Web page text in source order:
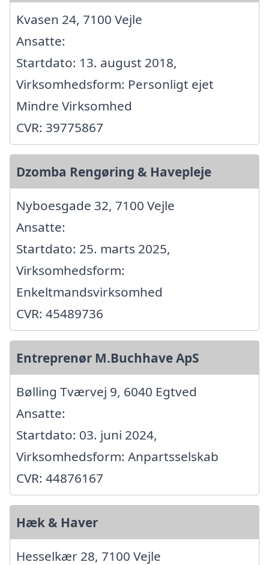
Kvasen 24, 7100 Vejle
Ansatte:
Startdato: 13. august 2018,
Virksomhedsform: Personligt ejet
Mindre Virksomhed
CVR: 39775867
Dzomba Rengøring & Havepleje
Nyboesgade 32, 7100 Vejle
Ansatte:
Startdato: 25. marts 2025,
Virksomhedsform:
Enkeltmandsvirksomhed
CVR: 45489736
Entreprenør M.Buchhave ApS
Bølling Tværvej 9, 6040 Egtved
Ansatte:
Startdato: 03. juni 2024,
Virksomhedsform: Anpartsselskab
CVR: 44876167
Hæk & Haver
Hesselkær 28, 7100 Vejle